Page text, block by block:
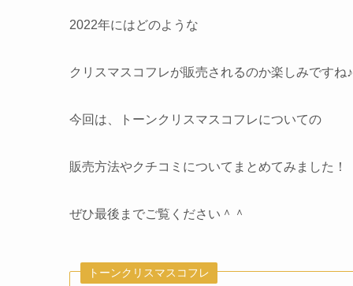
2022年にはどのような
クリスマスコフレが販売されるのか楽しみですね♪
今回は、トーンクリスマスコフレについての
販売方法やクチコミについてまとめてみました！
ぜひ最後までご覧ください＾＾
トーンクリスマスコフレ